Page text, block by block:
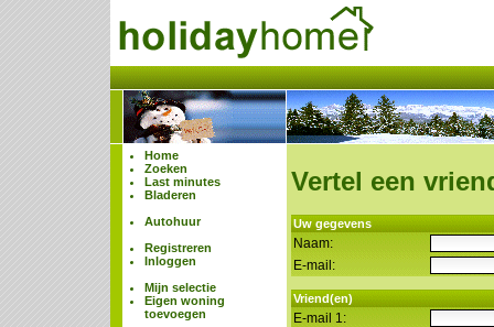
Home
Zoeken
Last minutes
Bladeren
Autohuur
Registreren
Inloggen
Mijn selectie
Eigen woning
toevoegen
Vertel een
Uw gegevens
Naam:
E-mail:
Vriend(en)
E-mail 1: